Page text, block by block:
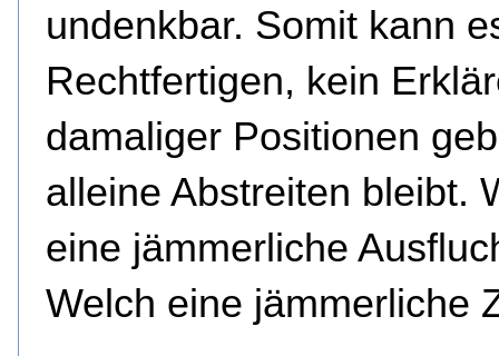
undenkbar. Somit kann
Rechtfertigen, kein
damaliger Positionen
alleine Abstreiten bleibt.
eine jämmerliche
Welch eine jämmerliche